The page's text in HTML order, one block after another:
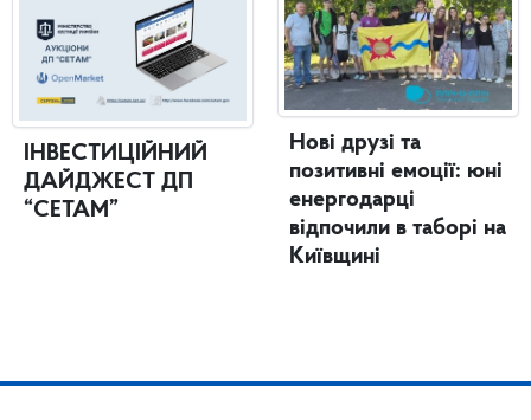
ІНВЕСТИЦІЙНИЙ
ДАЙДЖЕСТ ДП
“СЕТАМ”
Нові друзі та
позитивні емоції: юні
енергодарці
відпочили в таборі на
Київщині